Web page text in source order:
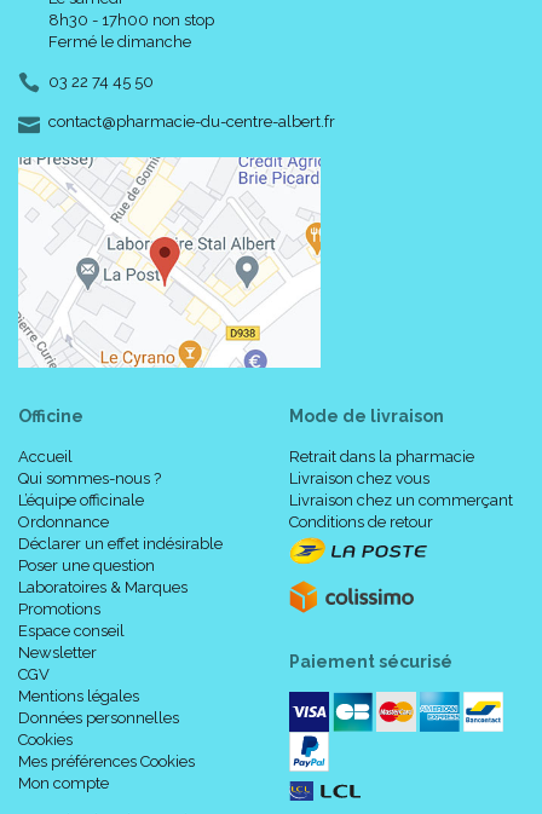
8h30 - 17h00 non stop
Fermé le dimanche
03 22 74 45 50
contact-
@-
pharmacie-du-centre-albert.fr
Officine
Accueil
Qui sommes-nous ?
L’équipe officinale
Ordonnance
Déclarer un effet indésirable
Poser une question
Laboratoires & Marques
Promotions
Espace conseil
Newsletter
CGV
Mentions légales
Données personnelles
Cookies
Mes préférences Cookies
Mon compte
Mode de livraison
Retrait dans la pharmacie
Livraison chez vous
Livraison chez un commerçant
Conditions de retour
Paiement sécurisé